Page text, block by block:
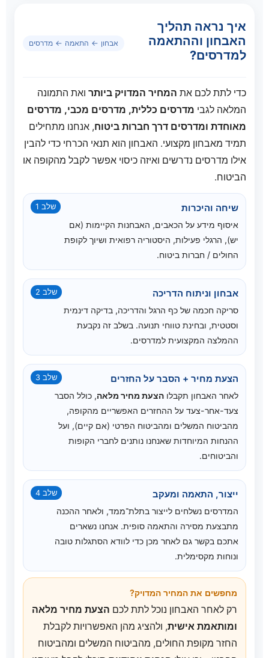
איך נראה תהליך
האבחון וההתאמה
למדרסים?
אבחון ← התאמה ← מדרסים
כדי לתת לכם את המחיר המדויק ביותר ואת התמונה
המלאה לגבי מדרסים כללית, מדרסים מכבי, מדרסים
מאוחדת ומדרסים דרך חברות ביטוח, אנחנו מתחילים
תמיד מאבחון מקצועי. האבחון הוא תנאי הכרחי כדי להבין
אילו מדרסים נדרשים ואיזה כיסוי אפשר לקבל מהקופה או
הביטוח.
שלב 1 שיחה והיכרות
איסוף מידע על הכאבים, האבחנות הקיימות (אם
יש), הרגלי פעילות, היסטוריה רפואית ושיוך לקופת
החולים / חברות ביטוח.
שלב 2 אבחון וניתוח הדריכה
סריקה חכמה של כף הרגל והדריכה, בדיקה דינמית
וסטטית, ובחינת טווחי תנועה. בשלב זה נקבעת
ההמלצה המקצועית למדרסים.
שלב 3 הצעת מחיר + הסבר על החזרים
לאחר האבחון תקבלו הצעת מחיר מלאה, כולל הסבר
צעד-אחר-צעד על ההחזרים האפשריים מהקופה,
מהביטוח המשלים ומהביטוח הפרטי (אם קיים), ועל
ההנחות המיוחדות שאנחנו נותנים לחברי הקופות
והביטוחים.
שלב 4 ייצור, התאמה ומעקב
המדרסים נשלחים לייצור בתלת־ממד, ולאחר ההכנה
מתבצעת מסירה והתאמה סופית. אנחנו נשארים
אתכם בקשר גם לאחר מכן כדי לוודא הסתגלות טובה
ונוחות מקסימלית.
מחפשים את המחיר המדויק?
רק לאחר האבחון נוכל לתת לכם הצעת מחיר מלאה
ומותאמת אישית, ולהציג מהן האפשרויות לקבלת
החזר מקופת החולים, מהביטוח המשלים ומהביטוח